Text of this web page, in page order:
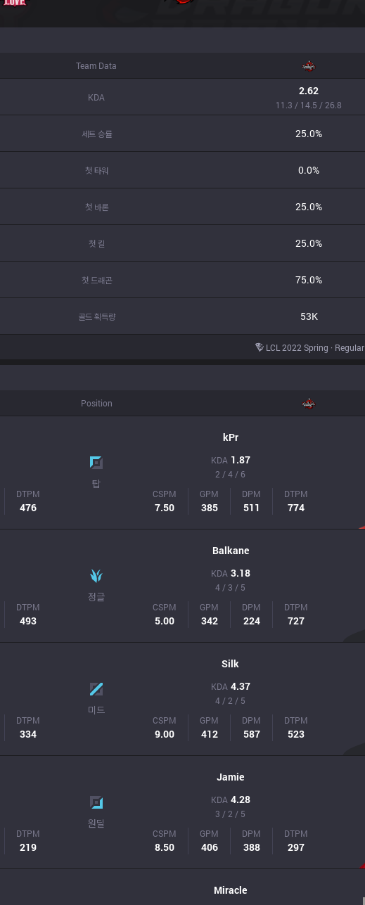
Team Data
KDA 2.62
11.3 / 14.5 / 26.8
세트 승률 25.0%
첫 타워 0.0%
첫 바론 25.0%
첫 킬 25.0%
첫 드래곤 75.0%
골드 획득량 53K
LCL 2022 Spring · Regular
Position
DTPM
476
탑
kPr
KDA 1.87
2 / 4 / 6
CSPM
7.50
GPM
385
DPM
511
DTPM
774
DTPM
493
정글
Balkane
KDA 3.18
4 / 3 / 5
CSPM
5.00
GPM
342
DPM
224
DTPM
727
DTPM
334
미드
Silk
KDA 4.37
4 / 2 / 5
CSPM
9.00
GPM
412
DPM
587
DTPM
523
DTPM
219
원딜
Jamie
KDA 4.28
3 / 2 / 5
CSPM
8.50
GPM
406
DPM
388
DTPM
297
Miracle